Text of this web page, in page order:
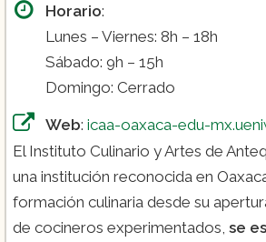
Horario:
Lunes – Viernes: 8h – 18h
Sábado: 9h – 15h
Domingo: Cerrado
Web: icaa-oaxaca-edu-
El Instituto Culinario y Artes de
una institución reconocida en
formación culinaria desde su
de cocineros experimentados, se